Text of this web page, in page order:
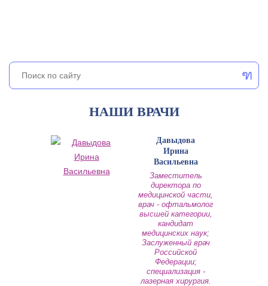
НАШИ ВРАЧИ
Давыдова
Ирина
Васильевна
Заместитель
директора по
медицинской части,
врач - офтальмолог
высшей категории,
кандидат
медицинских наук;
Заслуженный врач
Российской
Федерации;
специализация -
лазерная хирургия.